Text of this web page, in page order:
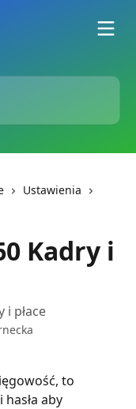
Ustawienia
Kadry i
płace
to
aby